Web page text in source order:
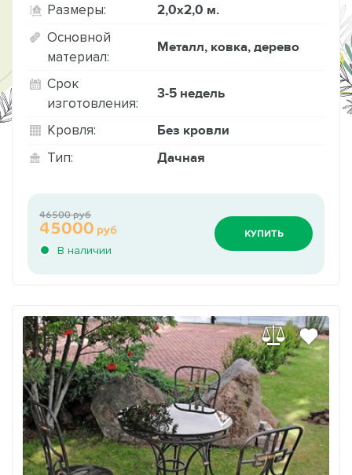
Размеры: 2,0х2,0 м.
Основной
материал:
Металл, ковка, дерево
Срок
изготовления:
3-5 недель
Кровля: Без кровли
Тип: Дачная
В наличии
45000 руб
46500 руб
КУПИТЬ